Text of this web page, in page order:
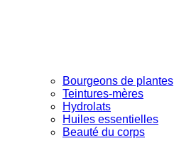
Bourgeons de plantes
Teintures-mères
Hydrolats
Huiles essentielles
Beauté du corps